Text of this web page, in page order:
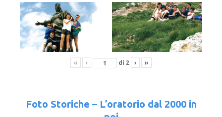
« ‹ di 2 › »
Foto Storiche – L’oratorio dal 2000 in